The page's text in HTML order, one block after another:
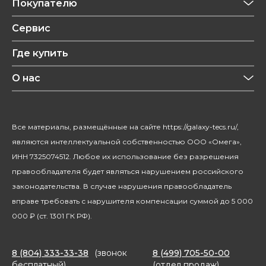
Техника для кухни
Уход за волосами
Красота и здоровье
Уход за домом
Посуда
Покупателю
Обзоры
Рецепты
Сервис
Где купить
О нас
Благотворительность
Все материалы, размещённые на сайте https://galaxy-tecs.ru/,
являются интеллектуальной собственностью ООО «Омега»,
ИНН 7325074512. Любое их использование без разрешения
правообладателя будет являться нарушением российского
законодательства. В случае нарушения правообладатель
вправе требовать с нарушителя компенсации суммой до 5 000
000 ₽ (ст. 1301 ГК РФ).
8 (804) 333-33-38
(звонок
8 (499) 705-50-00